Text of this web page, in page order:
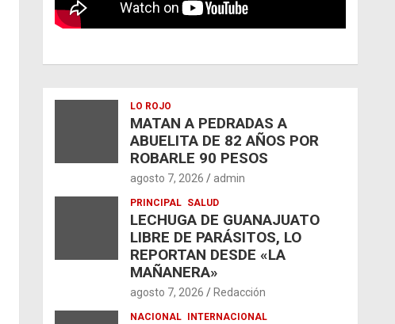
LO ROJO
MATAN A PEDRADAS A
ABUELITA DE 82 AÑOS POR
ROBARLE 90 PESOS
agosto 7, 2026 admin
PRINCIPAL SALUD
LECHUGA DE GUANAJUATO
LIBRE DE PARÁSITOS, LO
REPORTAN DESDE «LA
MAÑANERA»
agosto 7, 2026 Redacción
NACIONAL INTERNACIONAL